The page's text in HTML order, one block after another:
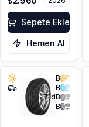
XL
Sepete Ekle
Hemen Al
B
B
71dB
B